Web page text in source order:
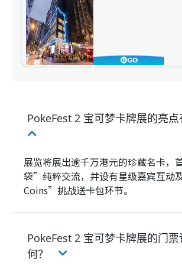
PokeFest 2 宝可梦卡牌展的亮点
展览将展出逾千万港元的珍藏名卡，
袋”纯粹交流，并设有星级嘉宾互
Coins”挑战送卡包环节。
PokeFest 2 宝可梦卡牌展的门票
何？